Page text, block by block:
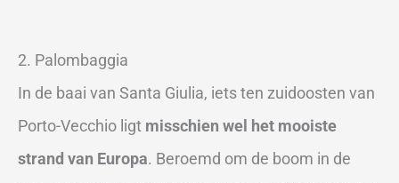
2. Palombaggia
In de baai van Santa Giulia, iets ten zuidoosten van
Porto-Vecchio ligt misschien wel het mooiste
strand van Europa. Beroemd om de boom in de